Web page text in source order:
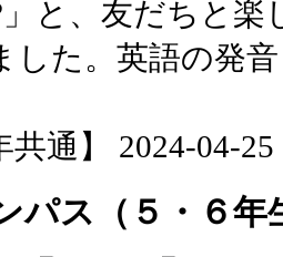
」と、友だちと
した。英語の発
共通】 2024-04-
パス（５・６年